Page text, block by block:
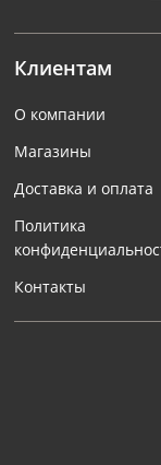
Клиентам
О компании
Магазины
Доставка и оплата
Политика
Контакты